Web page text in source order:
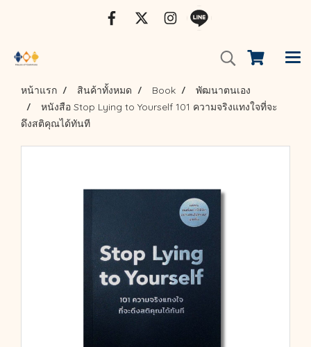
หน้าแรก สินค้าทั้งหมด Book
พัฒนาตนเอง
หนังสือ Stop Lying to Yourself 101 ความจริงแทงใจที่จะ
ดึงสติคุณได้ทันที